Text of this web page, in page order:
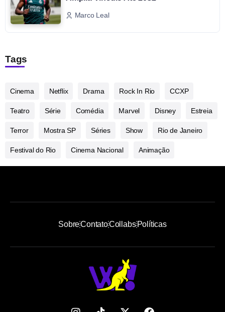
Marco Leal
Tags
Cinema Netflix Drama Rock In Rio CCXP
Teatro Série Comédia Marvel Disney Estreia
Terror Mostra SP Séries Show Rio de Janeiro
Festival do Rio Cinema Nacional Animação
SobreContatoCollabsPolíticas